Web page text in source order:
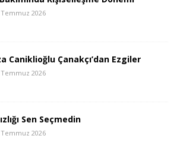
2026
Caniklioğlu Çanakçı’dan Ezgiler
Temmuz 2026
Sen Seçmedin
Temmuz 2026